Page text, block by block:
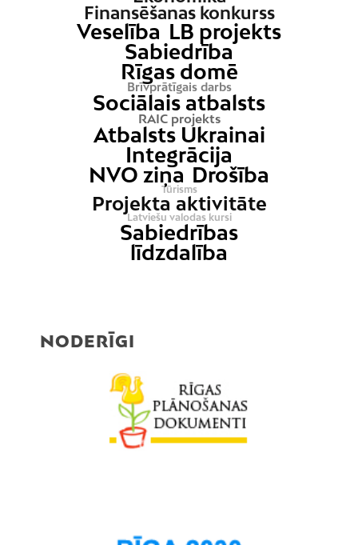
Finansēšanas konkurss
Veselība LB projekts
Sabiedrība
Rīgas domē
Brīvprātīgais darbs
Sociālais atbalsts
RAIC projekts
Atbalsts Ukrainai
Integrācija
NVO ziņa Drošība
Tūrisms
Projekta aktivitāte
Latviešu valodas kursi
Sabiedrības
līdzdalība
NODERĪGI